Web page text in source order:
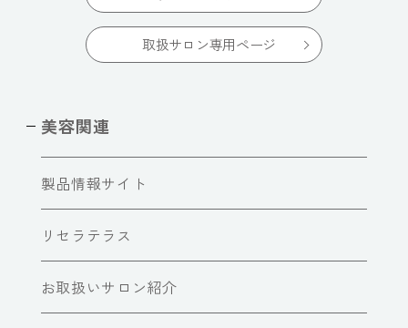
取扱サロン専用ページ
美容関連
製品情報サイト
リセラテラス
お取扱いサロン紹介